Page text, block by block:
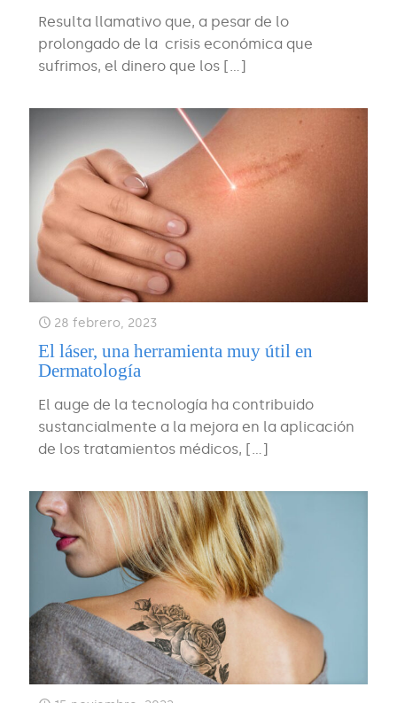
Resulta llamativo que, a pesar de lo
prolongado de la crisis económica que
sufrimos, el dinero que los […]
28 febrero, 2023
El láser, una herramienta muy útil en
Dermatología
El auge de la tecnología ha contribuido
sustancialmente a la mejora en la aplicación
de los tratamientos médicos, […]